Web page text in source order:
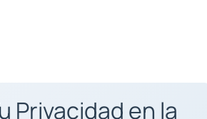
Privacidad en la